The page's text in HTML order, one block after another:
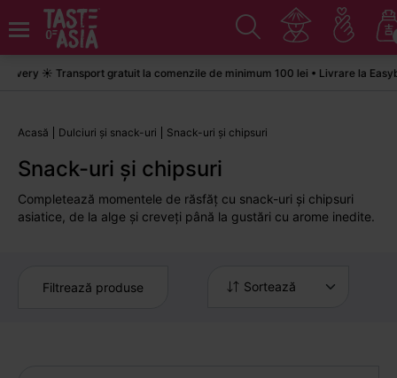
☀️ Transport gratuit la comenzile de minimum 100 lei • Livrare la Easybox
Acasă Dulciuri și snack-uri Snack-uri și chipsuri
Snack-uri și chipsuri
Completează momentele de răsfăț cu snack-uri și chipsuri
asiatice, de la alge și creveți până la gustări cu arome inedite.
Filtrează produse Sortează